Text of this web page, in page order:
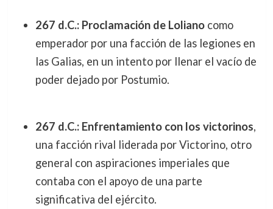
267 d.C.: Proclamación de Lolianocomo
emperador por una facción de las legiones en
las Galias, en un intento por llenar el vacío de
poder dejado por Postumio.
267 d.C.: Enfrentamiento con los victorinos,
una facción rival liderada por Victorino, otro
general con aspiraciones imperiales que
contaba con el apoyo de una parte
significativa del ejército.